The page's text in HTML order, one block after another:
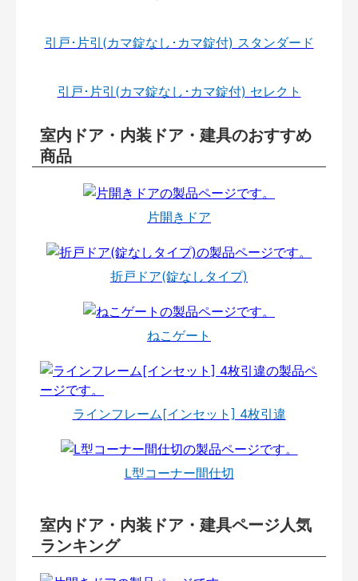
引戸･片引(カマ錠なし･カマ錠付) スタンダード
引戸･片引(カマ錠なし･カマ錠付) セレクト
室内ドア・内装ドア・建具のおすすめ
商品
片開きドア
折戸ドア(錠なしタイプ)
ねこゲート
ラインフレーム[インセット] 4枚引違
L型コーナー間仕切
室内ドア・内装ドア・建具ページ人気
ランキング